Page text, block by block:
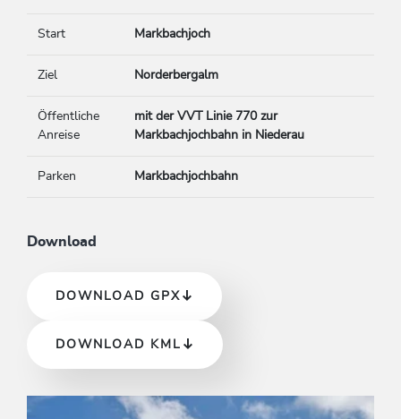
Start Markbachjoch
Ziel Norderbergalm
Öffentliche
Anreise
mit der VVT Linie 770 zur
Markbachjochbahn in Niederau
Parken Markbachjochbahn
Download
DOWNLOAD GPX
DOWNLOAD KML